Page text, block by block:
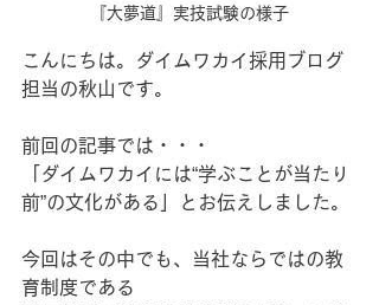
『大夢道』実技試験の様子
こんにちは。ダイムワカイ採用ブログ
担当の秋山です。
前回の記事では・・・
「ダイムワカイには“学ぶことが当たり
前”の文化がある」とお伝えしました。
今回はその中でも、当社ならではの教
育制度である